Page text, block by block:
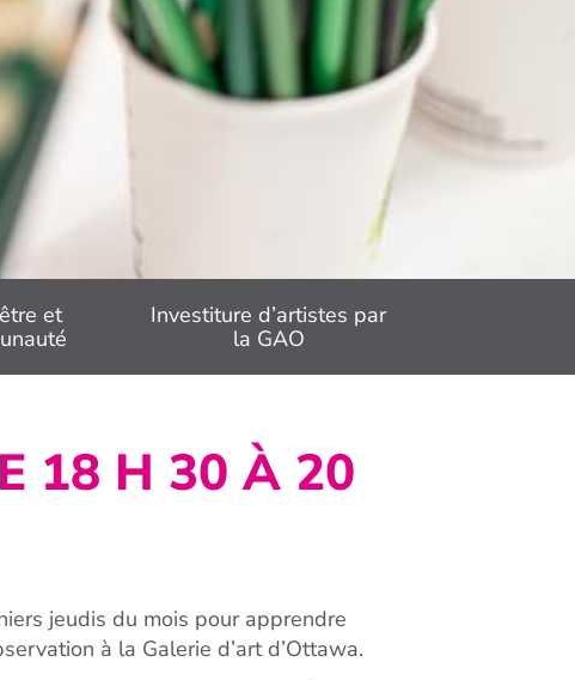
et
Investiture d’artistes par
la GAO
18 H 30 À 20
jeudis du mois pour apprendre
à la Galerie d’art d’Ottawa.